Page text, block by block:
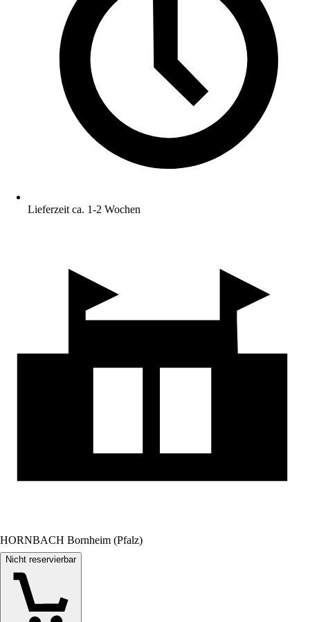
Lieferzeit ca. 1-2 Wochen
HORNBACH Bornheim (Pfalz)
Nicht reservierbar